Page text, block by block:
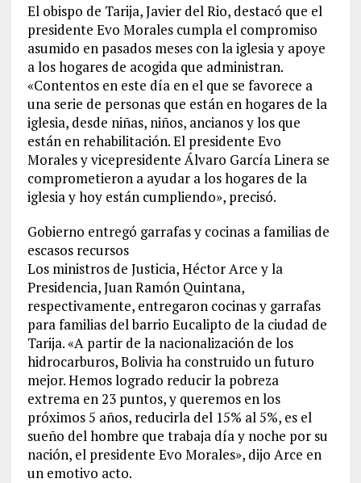
El obispo de Tarija, Javier del Rio, destacó que el
presidente Evo Morales cumpla el compromiso
asumido en pasados meses con la iglesia y apoye
a los hogares de acogida que administran.
«Contentos en este día en el que se favorece a
una serie de personas que están en hogares de la
iglesia, desde niñas, niños, ancianos y los que
están en rehabilitación. El presidente Evo
Morales y vicepresidente Álvaro García Linera se
comprometieron a ayudar a los hogares de la
iglesia y hoy están cumpliendo», precisó.
Gobierno entregó garrafas y cocinas a familias de
escasos recursos
Los ministros de Justicia, Héctor Arce y la
Presidencia, Juan Ramón Quintana,
respectivamente, entregaron cocinas y garrafas
para familias del barrio Eucalipto de la ciudad de
Tarija. «A partir de la nacionalización de los
hidrocarburos, Bolivia ha construido un futuro
mejor. Hemos logrado reducir la pobreza
extrema en 23 puntos, y queremos en los
próximos 5 años, reducirla del 15% al 5%, es el
sueño del hombre que trabaja día y noche por su
nación, el presidente Evo Morales», dijo Arce en
un emotivo acto.